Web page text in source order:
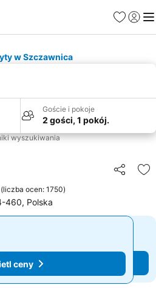
Ulubione
w Szczawnica
Goście i pokoje
2 gości, 1 pokój.
wyszukiwania
(liczba ocen: 1750)
460, Polska
ceny
ceny